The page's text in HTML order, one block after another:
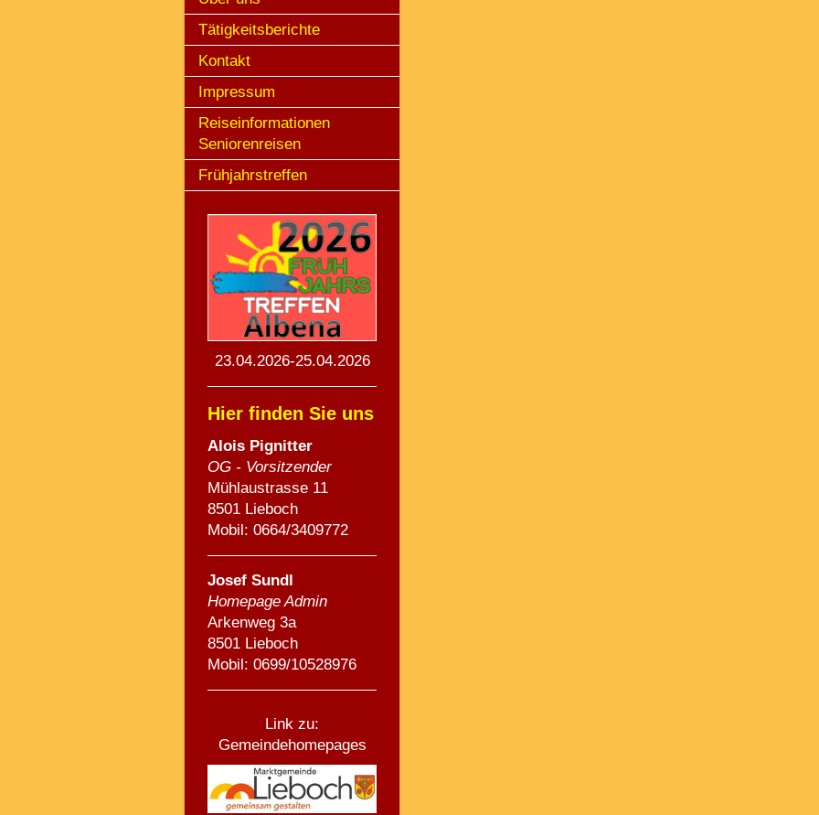
Tätigkeitsberichte
Kontakt
Impressum
Reiseinformationen
Seniorenreisen
Frühjahrstreffen
23.04.2026-25.04.2026
Hier finden Sie uns
Alois Pignitter
OG - Vorsitzender
Mühlaustrasse 11
8501 Lieboch
Mobil: 0664/3409772
Josef Sundl
Homepage Admin
Arkenweg 3a
8501 Lieboch
Mobil: 0699/10528976
Link zu:
Gemeindehomepages